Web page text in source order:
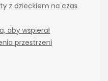
z dzieckiem na czas
aby wspierał
przestrzeni